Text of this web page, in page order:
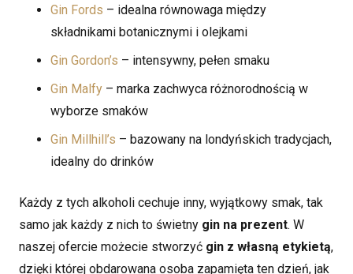
Gin Fords – idealna równowaga między
składnikami botanicznymi i olejkami
Gin Gordon’s – intensywny, pełen smaku
Gin Malfy – marka zachwyca różnorodnością w
wyborze smaków
Gin Millhill’s – bazowany na londyńskich tradycjach,
idealny do drinków
Każdy z tych alkoholi cechuje inny, wyjątkowy smak, tak
samo jak każdy z nich to świetny gin na prezent. W
naszej ofercie możecie stworzyć gin z własną etykietą,
dzięki której obdarowana osoba zapamięta ten dzień, jak